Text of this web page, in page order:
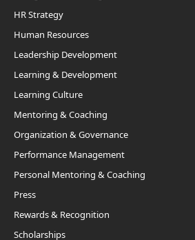
HR Strategy
Human Resources
Leadership Development
Learning & Development
Learning Culture
Mentoring & Coaching
Organization & Governance
Performance Management
Personal Mentoring & Coaching
Press
Rewards & Recognition
Scholarships